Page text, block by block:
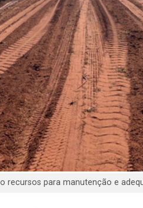
recursos para manutenção e